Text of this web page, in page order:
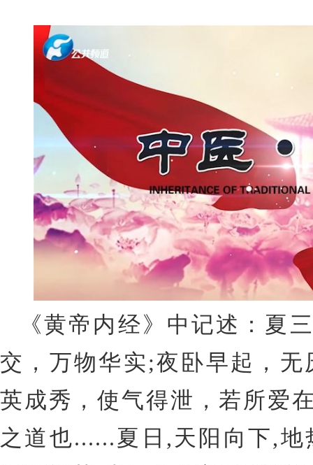
《黄帝内经》中记述：夏
交，万物华实;夜卧早起，
英成秀，使气得泄，若所爱
之道也......夏日,天阳向下,